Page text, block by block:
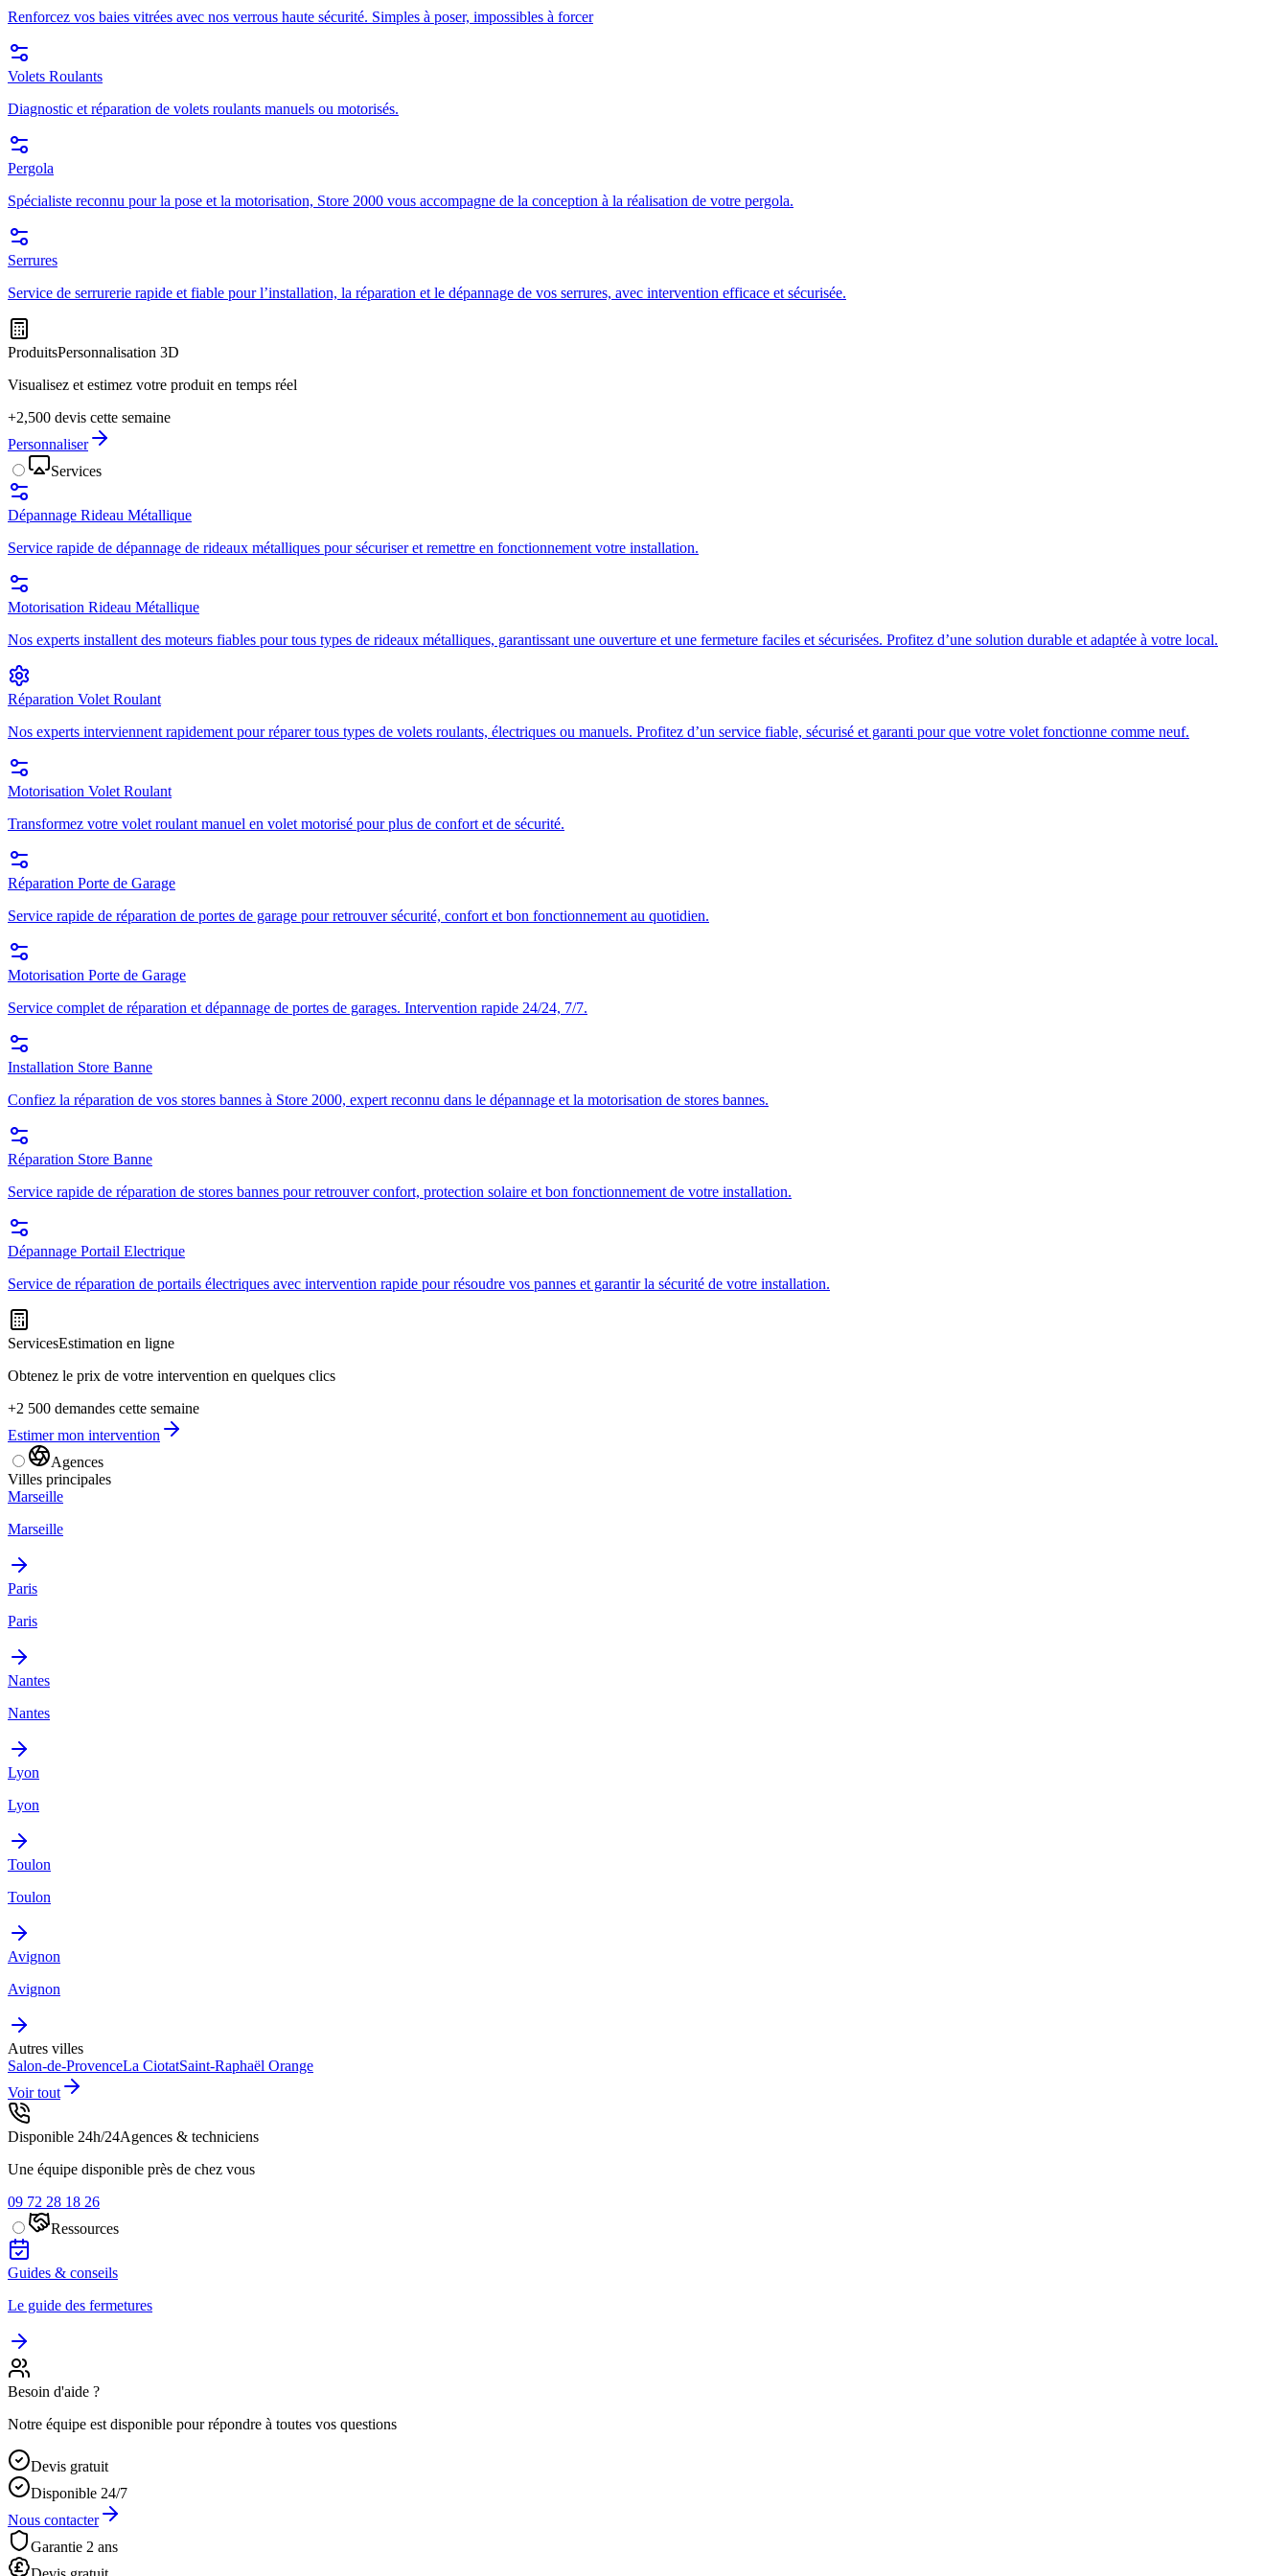
Renforcez vos baies vitrées avec nos verrous haute sécurité. Simples à poser, impossibles à forcer
Volets Roulants
Diagnostic et réparation de volets roulants manuels ou motorisés.
Pergola
Spécialiste reconnu pour la pose et la motorisation, Store 2000 vous accompagne de la conception à la réalisation de votre pergola.
Serrures
Service de serrurerie rapide et fiable pour l’installation, la réparation et le dépannage de vos serrures, avec intervention efficace et sécurisée.
ProduitsPersonnalisation 3D
Visualisez et estimez votre produit en temps réel
+2,500 devis cette semaine
Personnaliser
Services
Dépannage Rideau Métallique
Service rapide de dépannage de rideaux métalliques pour sécuriser et remettre en fonctionnement votre installation.
Motorisation Rideau Métallique
Nos experts installent des moteurs fiables pour tous types de rideaux métalliques, garantissant une ouverture et une fermeture faciles et sécurisées. Profitez d’une solution durable et adaptée à votre local.
Réparation Volet Roulant
Nos experts interviennent rapidement pour réparer tous types de volets roulants, électriques ou manuels. Profitez d’un service fiable, sécurisé et garanti pour que votre volet fonctionne comme neuf.
Motorisation Volet Roulant
Transformez votre volet roulant manuel en volet motorisé pour plus de confort et de sécurité.
Réparation Porte de Garage
Service rapide de réparation de portes de garage pour retrouver sécurité, confort et bon fonctionnement au quotidien.
Motorisation Porte de Garage
Service complet de réparation et dépannage de portes de garages. Intervention rapide 24/24, 7/7.
Installation Store Banne
Confiez la réparation de vos stores bannes à Store 2000, expert reconnu dans le dépannage et la motorisation de stores bannes.
Réparation Store Banne
Service rapide de réparation de stores bannes pour retrouver confort, protection solaire et bon fonctionnement de votre installation.
Dépannage Portail Electrique
Service de réparation de portails électriques avec intervention rapide pour résoudre vos pannes et garantir la sécurité de votre installation.
ServicesEstimation en ligne
Obtenez le prix de votre intervention en quelques clics
+2 500 demandes cette semaine
Estimer mon intervention
Agences
Villes principales
Marseille
Marseille
Paris
Paris
Nantes
Nantes
Lyon
Lyon
Toulon
Toulon
Avignon
Avignon
Autres villes
Salon-de-ProvenceLa CiotatSaint-Raphaël Orange
Voir tout
Disponible 24h/24Agences & techniciens
Une équipe disponible près de chez vous
09 72 28 18 26
Ressources
Guides & conseils
Le guide des fermetures
Besoin d'aide ?
Notre équipe est disponible pour répondre à toutes vos questions
Devis gratuit
Disponible 24/7
Nous contacter
Garantie 2 ans